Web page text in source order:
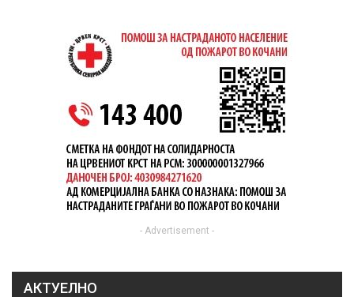
- Advertisement -
АКТУЕЛНО